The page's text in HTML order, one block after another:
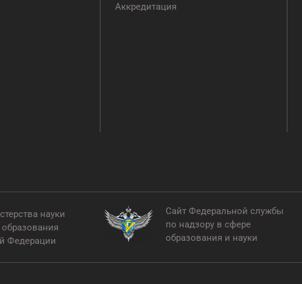
Аккредитация
науки
Федерации
Сайт Федеральной службы
по надзору в сфере
образования и науки